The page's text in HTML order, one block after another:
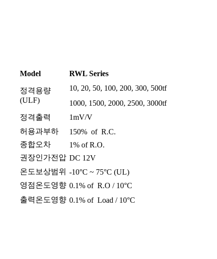
Model RWL Series
정격용량
(ULF)
10, 20, 50, 100, 200, 300, 500tf
1000, 1500, 2000, 2500, 3000tf
정격출력
1mV/V
허용과부하
150% of R.C.
종합오차
1% of R.O.
권장인가전압 DC 12V
온도보상범위 -10°C ~ 75°C (UL)
영점온도영향 0.1% of R.O / 10°C
출력온도영향 0.1% of Load / 10°C